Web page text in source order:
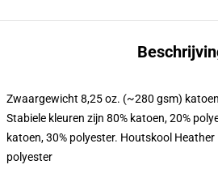
Zwaargewicht 8,25 oz. (~280 gsm)
Stabiele kleuren zijn 80% katoen, 20%
katoen, 30% polyester. Houtskool Heather
polyester